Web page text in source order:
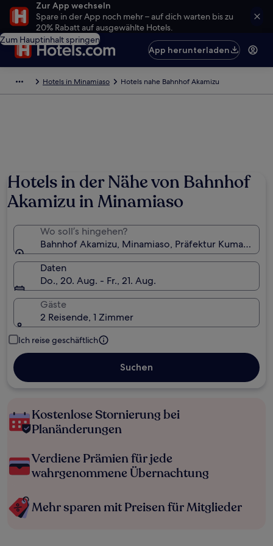
Zur App wechseln
Spare in der App noch mehr – auf dich warten bis zu
20% Rabatt auf ausgewählte Hotels.
Zum Hauptinhalt springen
App herunterladen
Hotels in Minamiaso Hotels nahe Bahnhof Akamizu
Hotels in der Nähe von Bahnhof
Akamizu in Minamiaso
Wo soll’s hingehen?
Bahnhof Akamizu, Minamiaso, Präfektur Kumamoto,
Daten
Do., 20. Aug. - Fr., 21. Aug.
Gäste
2 Reisende, 1 Zimmer
Ich reise geschäftlich
Suchen
Kostenlose Stornierung bei
Planänderungen
Verdiene Prämien für jede
wahrgenommene Übernachtung
Mehr sparen mit Preisen für Mitglieder